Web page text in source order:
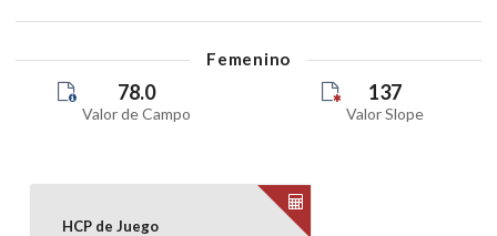
Femenino
78.0
Valor de Campo
137
Valor Slope
HCP de Juego